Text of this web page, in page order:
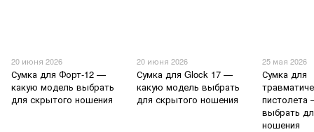
20 июня 2026
Сумка для Форт-12 —
какую модель выбрать
для скрытого ношения
20 июня 2026
Сумка для Glock 17 —
какую модель выбрать
для скрытого ношения
25 мая 2026
Сумка для
пистолета
выбрать
ношения